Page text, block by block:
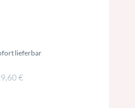
lieferbar
MwSt. ggf. zzgl. Versand
€
inkl. MwSt. ggf. zzgl. Versand